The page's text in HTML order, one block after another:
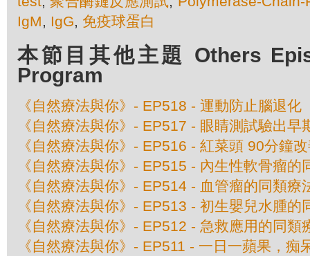
IgM, IgG, 免疫球蛋白
本節目其他主題 Others
Program
《自然療法與你》- EP518 - 運動防止腦退化
《自然療法與你》- EP517 - 眼睛測試驗出早
《自然療法與你》- EP516 - 紅菜頭 90分鐘
《自然療法與你》- EP515 - 內生性軟骨瘤的
《自然療法與你》- EP514 - 血管瘤的同類療
《自然療法與你》- EP513 - 初生嬰兒水腫的
《自然療法與你》- EP512 - 急救應用的同類
《自然療法與你》- EP511 - 一日一蘋果，痴